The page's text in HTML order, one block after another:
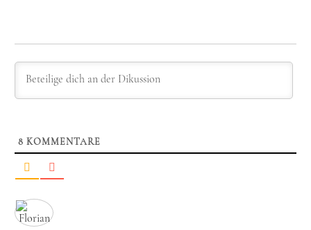
8 KOMMENTARE